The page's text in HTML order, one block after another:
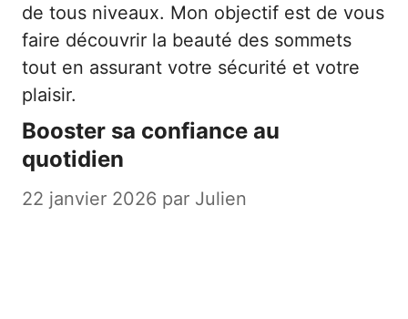
de tous niveaux. Mon objectif est de vous
faire découvrir la beauté des sommets
tout en assurant votre sécurité et votre
plaisir.
Booster sa confiance au
quotidien
22 janvier 2026 par Julien